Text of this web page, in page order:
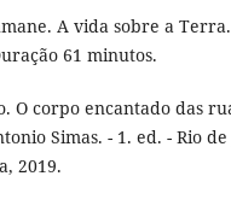
A vida sobre a
61 minutos.
O corpo encantado das
Simas. - 1. ed. - Rio
2019.